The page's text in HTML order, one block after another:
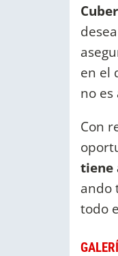
en el
no
Con
tiene
ando
todo